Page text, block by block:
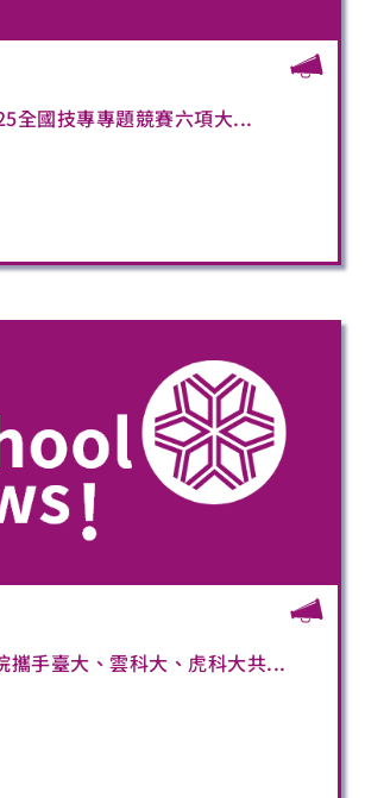
全國技專專題競賽六項大...
攜手臺大、雲科大、虎科大共...